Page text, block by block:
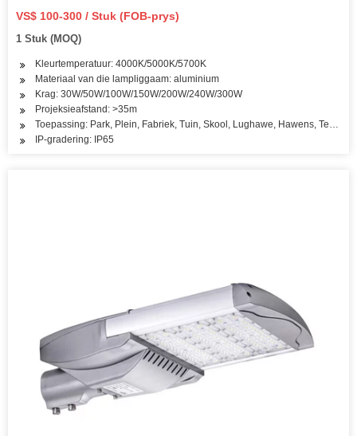
VS$ 100-300 / Stuk (FOB-prys)
1 Stuk (MOQ)
Kleurtemperatuur: 4000K/5000K/5700K
Materiaal van die lampliggaam: aluminium
Krag: 30W/50W/100W/150W/200W/240W/300W
Projeksieafstand: >35m
Toepassing: Park, Plein, Fabriek, Tuin, Skool, Lughawe, Hawens,
IP-gradering: IP65